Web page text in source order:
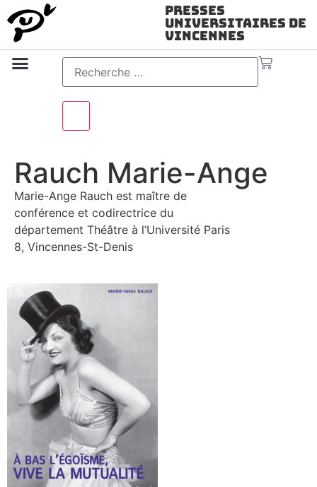
Presses
Universitaires de
Vincennes
Rauch Marie-Ange
Marie-Ange Rauch est maître de
conférence et codirectrice du
département Théâtre à l’Université Paris
8, Vincennes-St-Denis